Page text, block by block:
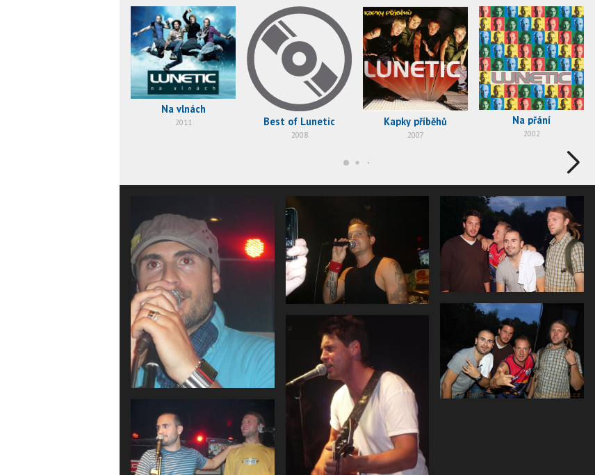
Na vlnách
2011 Best of Lunetic
2008
Kapky příběhů
2007
Na přání
2002